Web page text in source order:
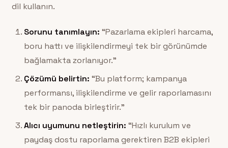
dil kullanın.
Sorunu tanımlayın: “Pazarlama ekipleri harcama,
boru hattı ve ilişkilendirmeyi tek bir görünümde
bağlamakta zorlanıyor.”
Çözümü belirtin: “Bu platform; kampanya
performansı, ilişkilendirme ve gelir raporlamasını
tek bir panoda birleştirir.”
Alıcı uyumunu netleştirin: “Hızlı kurulum ve
paydaş dostu raporlama gerektiren B2B ekipleri